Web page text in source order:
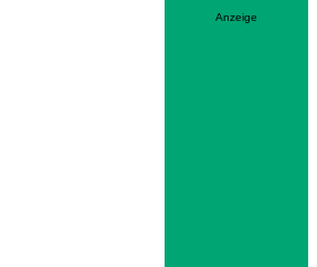
Anzeige